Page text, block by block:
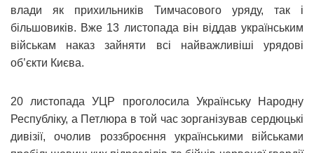
влади як прихильників Тимчасового уряду, так і
більшовиків. Вже 13 листопада він віддав українським
військам наказ зайняти всі найважливіші урядові
об’єкти Києва.
20 листопада УЦР проголосила Українську Народну
Республіку, а Петлюра в той час зорганізував сердюцькі
дивізії, очолив роззброєння українськими військами